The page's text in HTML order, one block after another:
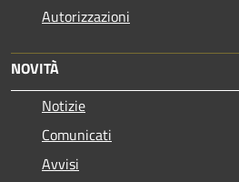
Autorizzazioni
NOVITÀ
Notizie
Comunicati
Avvisi